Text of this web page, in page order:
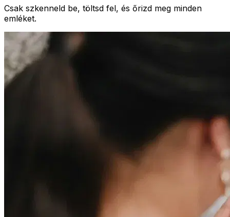
Csak szkenneld be, töltsd fel, és őrizd meg minden
emléket.